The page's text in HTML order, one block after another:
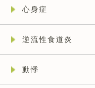
心身症
逆流性食道炎
動悸